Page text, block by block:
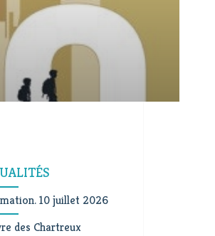
10 juillet 2026
des Chartreux